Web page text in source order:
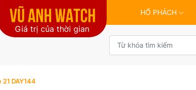
Giá trị của thời gian
HỔ PHÁCH
DAY144